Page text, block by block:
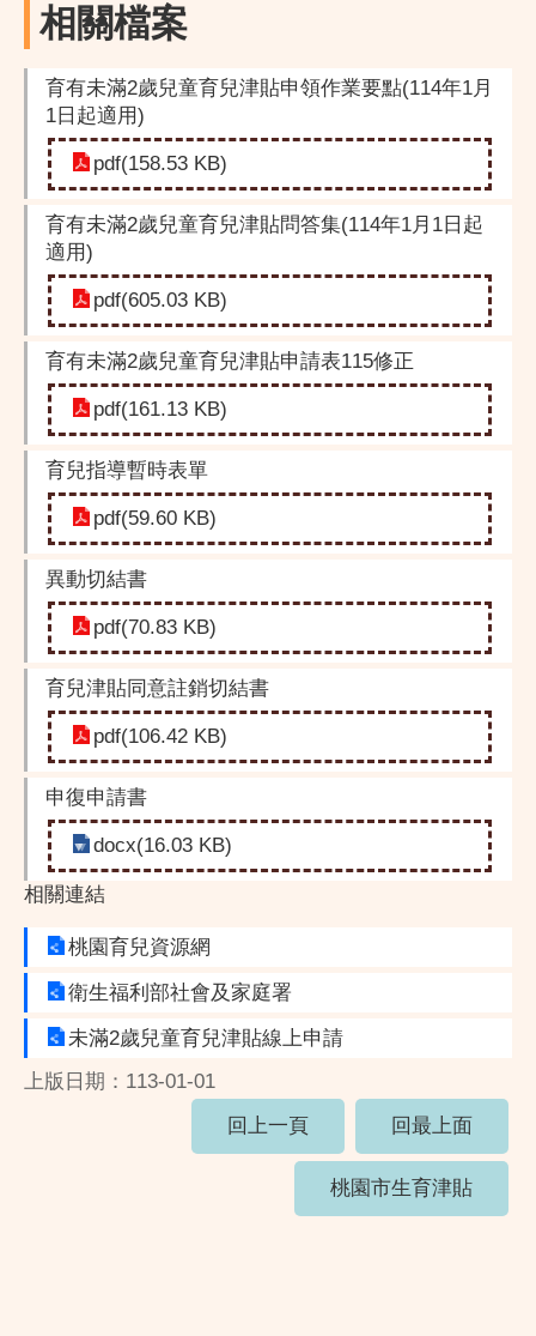
相關檔案
育有未滿2歲兒童育兒津貼申領作業要點(114年1月
1日起適用)
pdf(158.53 KB)
育有未滿2歲兒童育兒津貼問答集(114年1月1日起
適用)
pdf(605.03 KB)
育有未滿2歲兒童育兒津貼申請表115修正
pdf(161.13 KB)
育兒指導暫時表單
pdf(59.60 KB)
異動切結書
pdf(70.83 KB)
育兒津貼同意註銷切結書
pdf(106.42 KB)
申復申請書
docx(16.03 KB)
相關連結
桃園育兒資源網
衛生福利部社會及家庭署
未滿2歲兒童育兒津貼線上申請
上版日期：113-01-01
回上一頁
回最上面
桃園市生育津貼